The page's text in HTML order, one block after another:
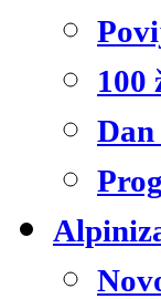
100
Dan